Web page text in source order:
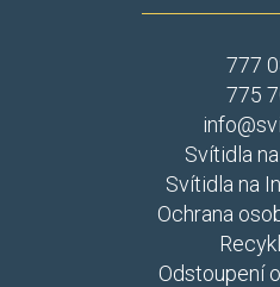
777
775
Svítidla
Svítidla na
Ochrana
Odstoupení